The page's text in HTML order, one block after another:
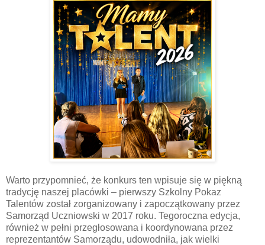
Warto przypomnieć, że konkurs ten wpisuje się w piękną
tradycję naszej placówki – pierwszy Szkolny Pokaz
Talentów został zorganizowany i zapoczątkowany przez
Samorząd Uczniowski w 2017 roku. Tegoroczna edycja,
również w pełni przegłosowana i koordynowana przez
reprezentantów Samorządu, udowodniła, jak wielki